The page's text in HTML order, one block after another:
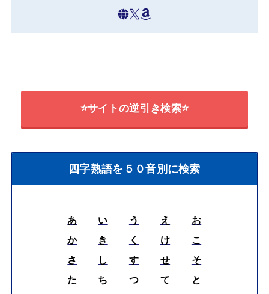
⭐サイトの逆引き検索⭐
四字熟語を５０音別に検索
あ い う え
お
か
き く け
こ
さ
し す せ
そ
た
ち つ て
と